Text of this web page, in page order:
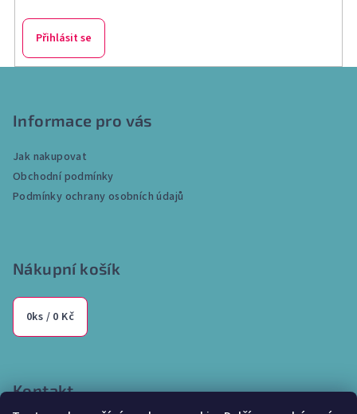
Přihlásit se
Informace pro vás
Jak nakupovat
Obchodní podmínky
Podmínky ochrany osobních údajů
Nákupní košík
0ks / 0 Kč
Kontakt